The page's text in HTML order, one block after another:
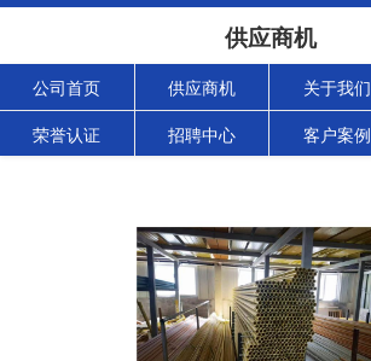
供应商机
公司首页 供应商机 关于我们
荣誉认证 招聘中心 客户案例